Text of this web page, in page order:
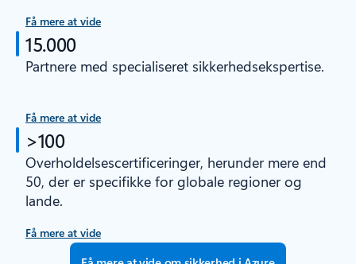
Få mere at vide
15.000
Partnere med specialiseret sikkerhedsekspertise.
Få mere at vide
>100
Overholdelsescertificeringer, herunder mere end
50, der er specifikke for globale regioner og
lande.
Få mere at vide